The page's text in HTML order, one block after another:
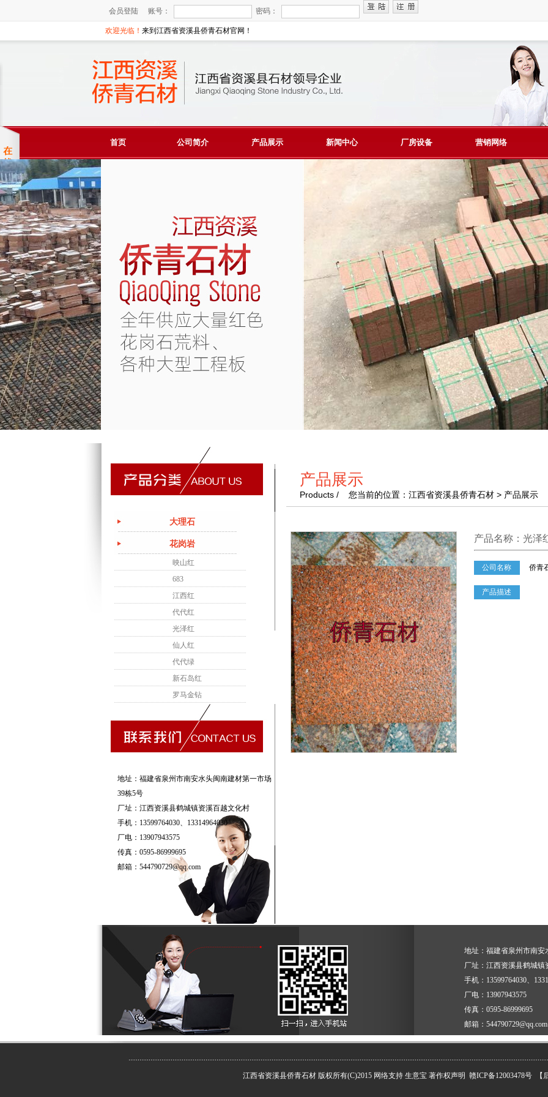
会员登陆 账号： 密码：
欢迎光临！ 来到江西省资溪县侨青石材官网！
首页 公司简介 产品展示 新闻中心 厂房设备 营销网络
大理石
花岗岩
映山红
683
江西红
代代红
光泽红
仙人红
代代绿
新石岛红
罗马金钻
地址：福建省泉州市南安水头闽南建材第一市场
39栋5号
厂址：江西资溪县鹤城镇资溪百越文化村
手机：13599764030、13314964030
厂电：13907943575
传真：0595-86999695
邮箱： 544790729@qq.com
产品展示
Products / 您当前的位置：江西省资溪县侨青石材 > 产品展示
产品名称：光泽
公司名称 侨青
产品描述
地址：福建省泉州市南安
厂址：江西资溪县鹤城镇
手机：13599764030、
厂电：13907943575
传真：0595-86999695
邮箱： 544790729@qq.com
江西省资溪县侨青石材版权所有(C)2015 网络支持 生意宝 著作权声明 赣ICP备12003478号 【